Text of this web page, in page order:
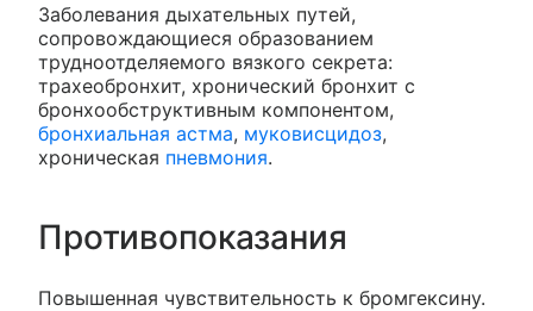
Заболевания дыхательных путей,
сопровождающиеся образованием
трудноотделяемого вязкого секрета:
трахеобронхит, хронический бронхит с
бронхообструктивным компонентом,
бронхиальная астма, муковисцидоз,
хроническая пневмония.
Противопоказания
Повышенная чувствительность к бромгексину.